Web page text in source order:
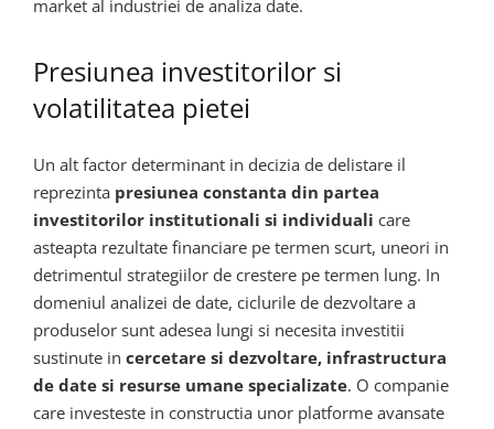
market al industriei de analiza date.
Presiunea investitorilor si
volatilitatea pietei
Un alt factor determinant in decizia de delistare il
reprezinta presiunea constanta din partea
investitorilor institutionali si individuali care
asteapta rezultate financiare pe termen scurt, uneori in
detrimentul strategiilor de crestere pe termen lung. In
domeniul analizei de date, ciclurile de dezvoltare a
produselor sunt adesea lungi si necesita investitii
sustinute in cercetare si dezvoltare, infrastructura
de date si resurse umane specializate. O companie
care investeste in constructia unor platforme avansate